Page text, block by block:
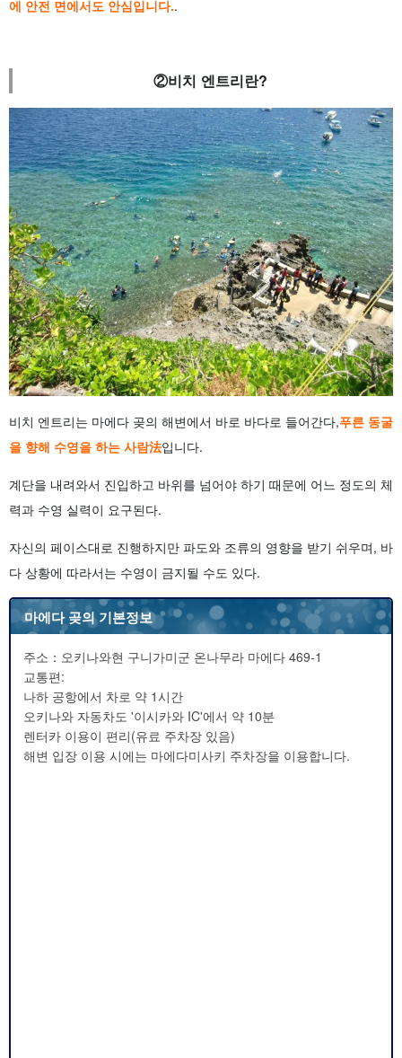
에 안전 면에서도 안심입니다..
②비치 엔트리란?
비치 엔트리는 마에다 곶의 해변에서 바로 바다로 들어간다,푸른 동굴
을 향해 수영을 하는 사람法입니다.
계단을 내려와서 진입하고 바위를 넘어야 하기 때문에 어느 정도의 체
력과 수영 실력이 요구된다.
자신의 페이스대로 진행하지만 파도와 조류의 영향을 받기 쉬우며, 바
다 상황에 따라서는 수영이 금지될 수도 있다.
마에다 곶의 기본정보
주소：오키나와현 구니가미군 온나무라 마에다 469-1
교통편:
나하 공항에서 차로 약 1시간
오키나와 자동차도 '이시카와 IC'에서 약 10분
렌터카 이용이 편리(유료 주차장 있음)
해변 입장 이용 시에는 마에다미사키 주차장을 이용합니다.